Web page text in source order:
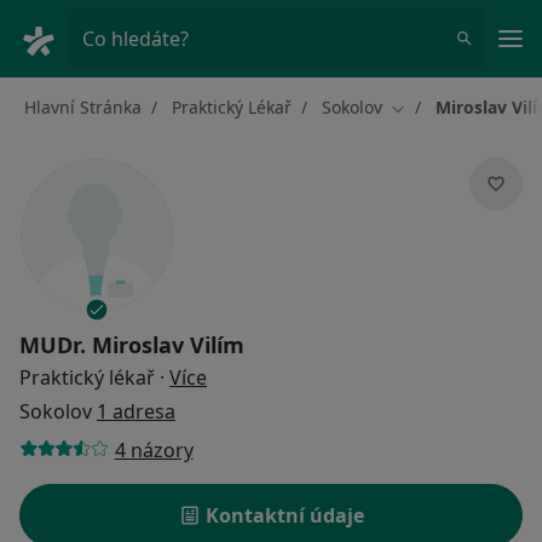
Co hledáte?
Hlavní Stránka Praktický Lékař Sokolov Změna města
Miroslav
MUDr. Miroslav Vilím
Praktický lékař · Více
Sokolov 1 adresa
4 názory
Kontaktní údaje